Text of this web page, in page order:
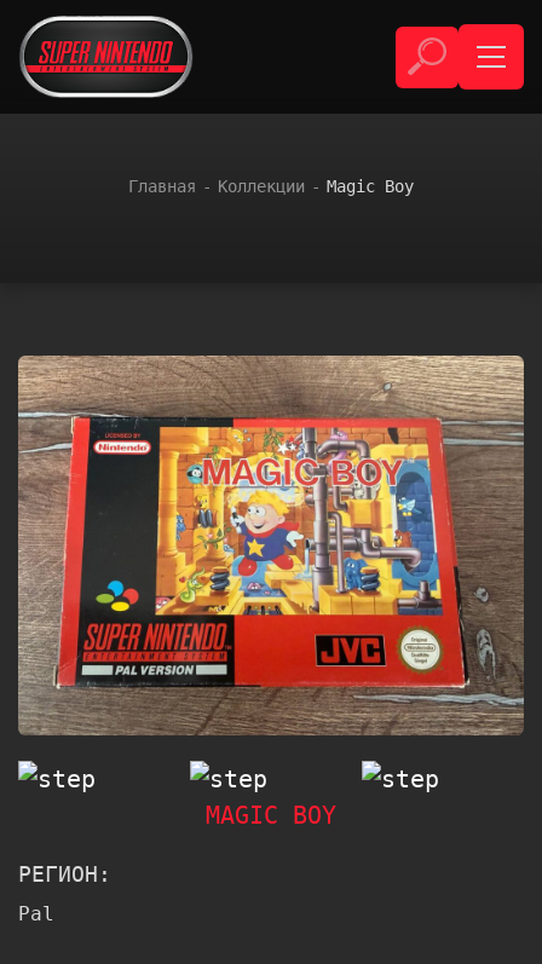
Главная Коллекции Magic Boy
MAGIC BOY
РЕГИОН:
Pal